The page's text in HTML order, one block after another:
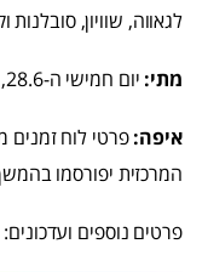
לגאווה, שוויון, סובלנות
מתי: יום חמישי ה-28.6, החל משעה 17:00 אחה"צ
איפה:פרטי לוח זמנים
המרכזית יפורסמו
פרטים נוספים ועדכונים: